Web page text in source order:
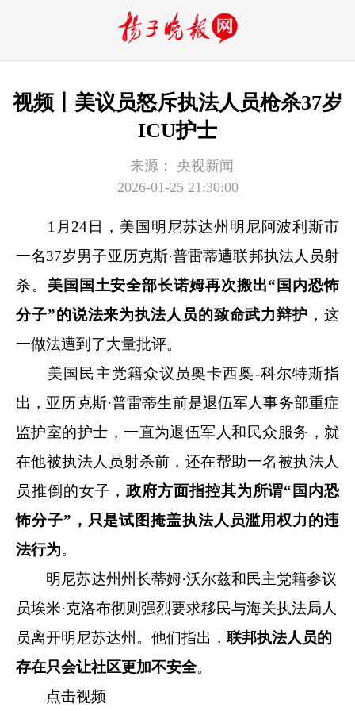
视频丨美议员怒斥执法人员枪杀37岁
ICU护士
来源：
央视新闻
2026-01-25 21:30:00
1月24日，美国明尼苏达州明尼阿波利斯市
一名37岁男子亚历克斯·普雷蒂遭联邦执法人员射
杀。 美国国土安全部长诺姆再次搬出“国内恐怖
分子”的说法来为执法人员的致命武力辩护 ，这
一做法遭到了大量批评。
美国民主党籍众议员奥卡西奥-科尔特斯指
出，亚历克斯·普雷蒂生前是退伍军人事务部重症
监护室的护士，一直为退伍军人和民众服务，就
在他被执法人员射杀前，还在帮助一名被执法人
员推倒的女子，政府方面指控其为所谓“国内恐
怖分子”，只是试图掩盖执法人员滥用权力的违
法行为。
明尼苏达州州长蒂姆·沃尔兹和民主党籍参议
员埃米·克洛布彻则强烈要求移民与海关执法局人
员离开明尼苏达州。他们指出， 联邦执法人员的
存在只会让社区更加不安全。
点击视频